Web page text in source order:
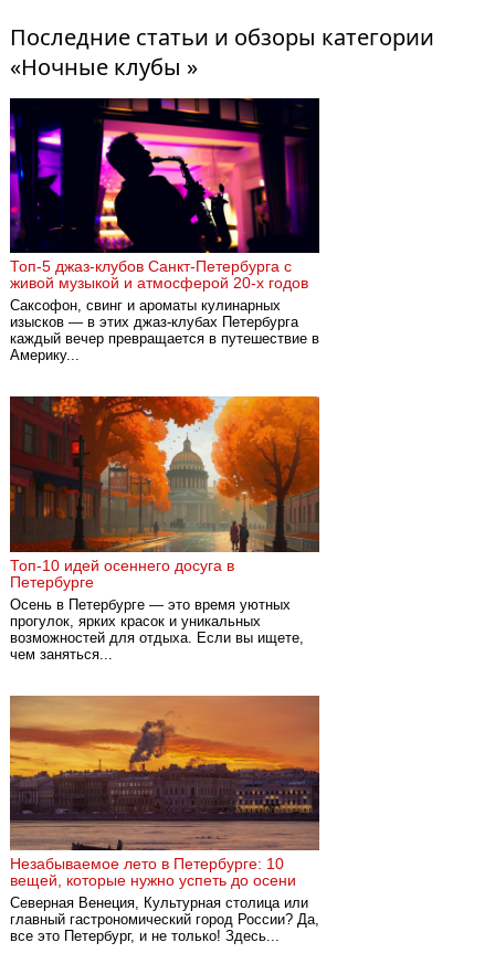
Последние статьи и обзоры категории
«Ночные клубы »
Топ-5 джаз-клубов Санкт-Петербурга с
живой музыкой и атмосферой 20-х годов
Саксофон, свинг и ароматы кулинарных
изысков — в этих джаз-клубах Петербурга
каждый вечер превращается в путешествие в
Америку...
Топ-10 идей осеннего досуга в
Петербурге
Осень в Петербурге — это время уютных
прогулок, ярких красок и уникальных
возможностей для отдыха. Если вы ищете,
чем заняться...
Незабываемое лето в Петербурге: 10
вещей, которые нужно успеть до осени
Северная Венеция, Культурная столица или
главный гастрономический город России? Да,
все это Петербург, и не только! Здесь...